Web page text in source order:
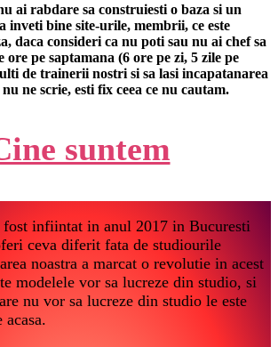
ai rabdare sa construiesti o baza si un
inveti bine site-urile, membrii, ce este
daca consideri ca nu poti sau nu ai chef sa
ore pe saptamana (6 ore pe zi, 5 zile pe
de trainerii nostri si sa lasi incapatanarea
ne scrie, esti fix ceea ce nu cautam.
suntem
infiintat in anul 2017 in Bucuresti
ceva diferit fata de studiourile
noastra a marcat o revolutie in acest
modelele vor sa lucreze din studio, si
nu vor sa lucreze din studio le este
acasa.